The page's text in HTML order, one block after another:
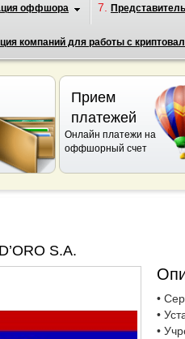
оффшора 7.
компаний для работы с
Прием
платежей
Онлайн платежи на
оффшорный счет
S.A.
•
•
•